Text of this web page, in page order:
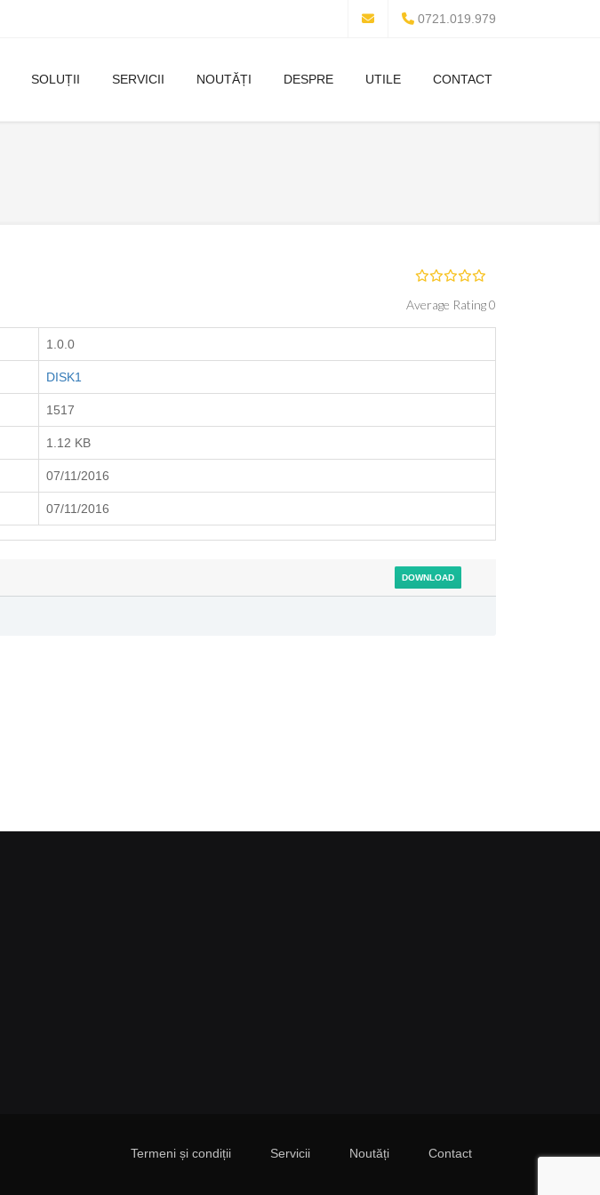
0721.019.979
SOLUȚII SERVICII NOUTĂȚI DESPRE UTILE CONTACT
Average Rating 0
1.0.0
DISK1
1517
1.12 KB
07/11/2016
07/11/2016
DOWNLOAD
Termeni și condiții Servicii Noutăți Contact